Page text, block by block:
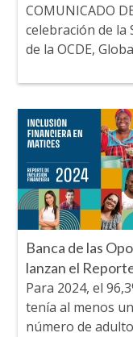
COMUNICADO
celebración de la
de la OCDE,
Banca de las
lanzan el
Para 2024, el
tenía al menos
número de